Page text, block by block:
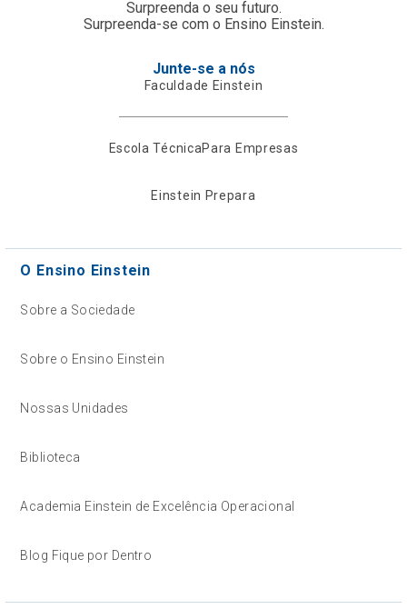
Surpreenda o seu futuro.
Surpreenda-se com o Ensino Einstein.
Junte-se a nós
Faculdade Einstein
Escola TécnicaPara Empresas
Einstein Prepara
O Ensino Einstein
Sobre a Sociedade
Sobre o Ensino Einstein
Nossas Unidades
Biblioteca
Academia Einstein de Excelência Operacional
Blog Fique por Dentro